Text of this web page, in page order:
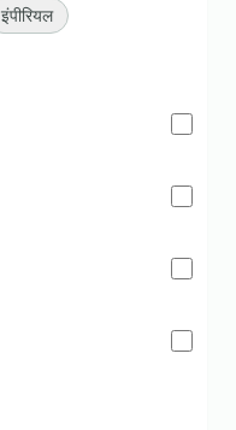
इंपीरियल